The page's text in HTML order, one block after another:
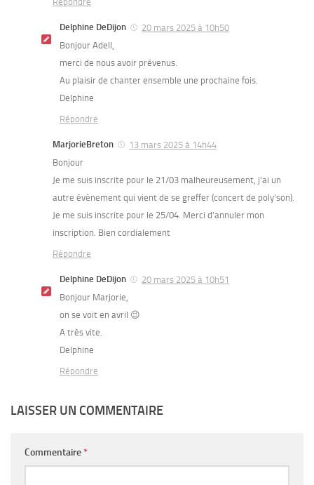
Delphine DeDijon
20 mars 2025 à 10h50
Bonjour Adell,
merci de nous avoir prévenus.
Au plaisir de chanter ensemble une prochaine fois.
Delphine
Répondre
MarjorieBreton
13 mars 2025 à 14h44
Bonjour
Je me suis inscrite pour le 21/03 malheureusement, j’ai un
autre évènement qui vient de se greffer (concert de poly’son).
Je me suis inscrite pour le 25/04. Merci d’annuler mon
inscription. Bien cordialement
Répondre
Delphine DeDijon
20 mars 2025 à 10h51
Bonjour Marjorie,
on se voit en avril 😉
A très vite.
Delphine
Répondre
LAISSER UN COMMENTAIRE
Commentaire *